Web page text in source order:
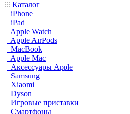
Каталог
iPhone
iPad
Apple Watch
Apple AirPods
MacBook
Apple Mac
Аксессуары Apple
Samsung
Xiaomi
Dyson
Игровые приставки
Смартфоны